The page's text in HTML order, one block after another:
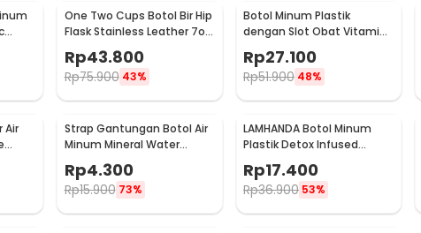
-
One Two Cups Botol Bir Hip
Flask Stainless Leather 7oz
with Shot Glass
Rp43.800
Rp75.900 43%
Botol Minum Plastik
dengan Slot Obat Vitamin
BPA Free 600ml - 830
Rp27.100
Rp51.900 48%
Air
HS-
Strap Gantungan Botol Air
Minum Mineral Water
Bottle Belt Hanger - 3330
Rp4.300
Rp15.900 73%
LAMHANDA Botol Minum
Plastik Detox Infused
Water Bottle BPA Free 1L -
QWF236
Rp17.400
Rp36.900 53%